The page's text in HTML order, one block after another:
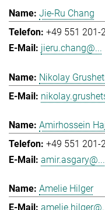
Jie-Ru Chang
+49 551 201-
jieru.chang@...
Nikolay
Amirhossein
+49 551 201-
amir.asgary@...
Amelie Hilger